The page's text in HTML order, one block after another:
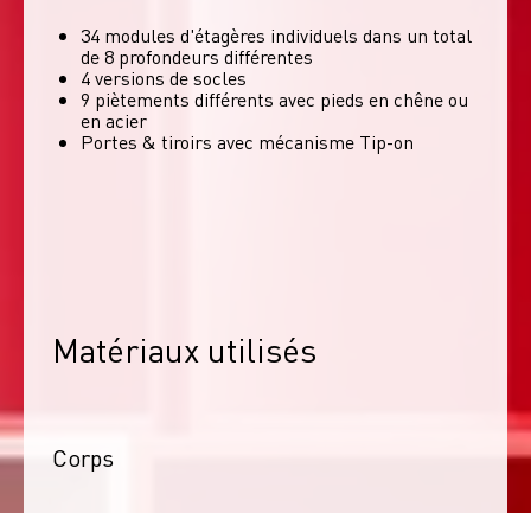
34 modules d'étagères individuels dans un total
de 8 profondeurs différentes
4 versions de socles
9 piètements différents avec pieds en chêne ou
en acier
Portes & tiroirs avec mécanisme Tip-on
Matériaux utilisés
Corps